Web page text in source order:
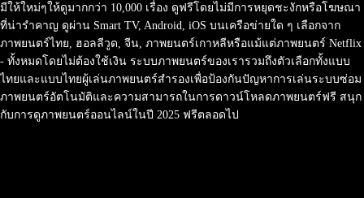
มีให้ใหม่ๆให้ดูมากกว่า 10,000 เรื่อง ดูฟรีโดยไม่มีการหยุดชะงักหรือโฆษณา
ที่น่ารำคาญ ดูผ่าน Smart TV, Android, iOS บนเครือข่ายใด ๆ เลือกจาก
ภาพยนตร์ไทย, ฮอลลีวูด, จีน, ภาพยนตร์เกาหลีหรือแม้แต่ภาพยนตร์ Netflix
- ทั้งหมดโดยไม่ต้องใช้เงิน ระบบภาพยนตร์ของเรารวมถึงตัวเลือกทั้งแบบ
ไทยและแบบไทยผู้เล่นภาพยนตร์สำรองเพื่อป้องกันปัญหาการเล่นระบบซ่อม
ภาพยนตร์อัตโนมัติและความสามารถในการดาวน์โหลดภาพยนตร์ฟรี สนุก
กับการดูภาพยนตร์ออนไลน์ในปี 2025 ฟรีตลอดไป